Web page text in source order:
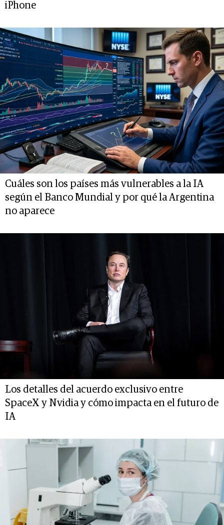
iPhone
Cuáles son los países más vulnerables a la IA
según el Banco Mundial y por qué la Argentina
no aparece
Los detalles del acuerdo exclusivo entre
SpaceX y Nvidia y cómo impacta en el futuro de
IA